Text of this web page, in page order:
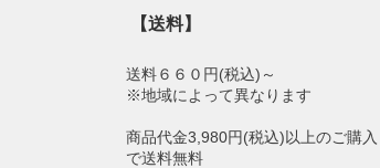
【送料】
送料６６０円(税込)～
※地域によって異なります
商品代金3,980円(税込)以上のご購入
で送料無料